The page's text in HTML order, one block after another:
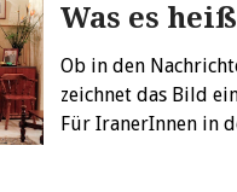
Was es
Ob in den
zeichnet das Bild
Für IranerInnen in